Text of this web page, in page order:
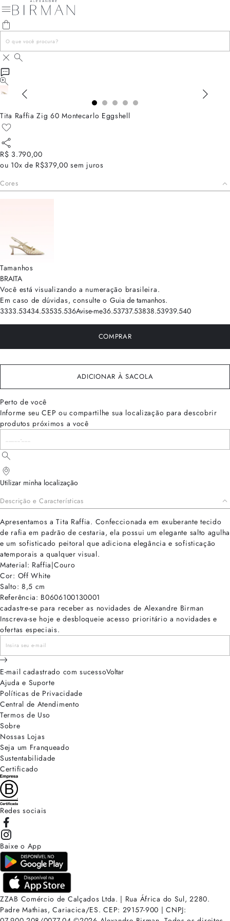
Tita Raffia Zig 60 Montecarlo Eggshell
R$ 3.790,00
ou 10x de R$379,00 sem juros
Cores
Tamanhos
BRAITA
Você está visualizando a numeração brasileira.
Em caso de dúvidas, consulte o Guia de tamanhos.
3333.53434.53535.536Avise-me36.53737.53838.53939.540
COMPRAR
ADICIONAR À SACOLA
Perto de você
Informe seu CEP ou compartilhe sua localização para descobrir
produtos próximos a você
Utilizar minha localização
Descrição e Características
Apresentamos a Tita Raffia. Confeccionada em exuberante tecido
de rafia em padrão de cestaria, ela possui um elegante salto agulha
e um sofisticado peitoral que adiciona elegância e sofisticação
atemporais a qualquer visual.
Material: Raffia|Couro
Cor: Off White
Salto: 8,5 cm
Referência: B0606100130001
cadastre-se para receber as novidades de Alexandre Birman
Inscreva-se hoje e desbloqueie acesso prioritário a novidades e
ofertas especiais.
E-mail cadastrado com sucessoVoltar
Ajuda e Suporte
Políticas de Privacidade
Central de Atendimento
Termos de Uso
Sobre
Nossas Lojas
Seja um Franqueado
Sustentabilidade
Certificado
Redes sociais
Baixe o App
ZZAB Comércio de Calçados Ltda. | Rua África do Sul, 2280.
Padre Mathias, Cariacica/ES. CEP: 29157-900 | CNPJ: